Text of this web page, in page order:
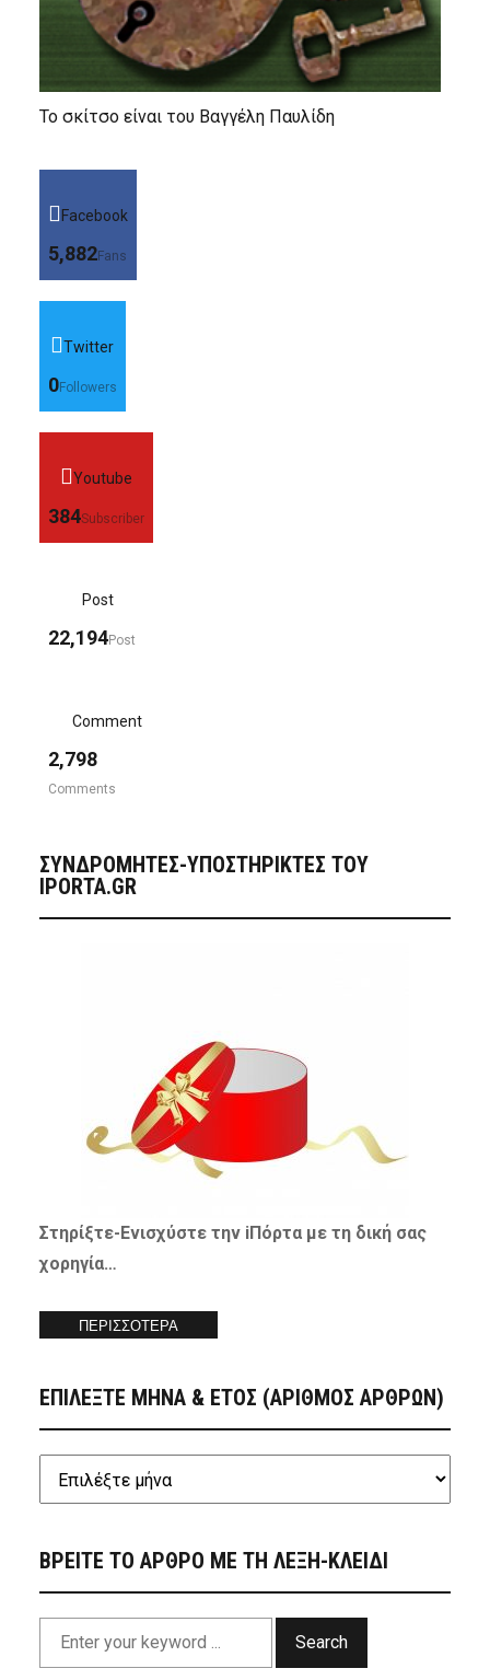
Το σκίτσο είναι του Βαγγέλη Παυλίδη
Facebook
5,882Fans
Twitter
0Followers
Youtube
384Subscriber
Post
22,194Post
Comment
2,798
Comments
ΣΥΝΔΡΟΜΗΤΈΣ-ΥΠΟΣΤΗΡΙΚΤΈΣ ΤΟΥ
IPORTA.GR
Στηρίξτε-Ενισχύστετην iΠόρτα με τη δική σας
χορηγία…
ΠΕΡΙΣΣΟΤΕΡΑ
ΕΠΙΛΕΞΤΕ ΜΗΝΑ & ΕΤΟΣ (ΑΡΙΘΜΟΣ ΑΡΘΡΩΝ)
ΒΡΕΙΤΕ ΤΟ ΑΡΘΡΟ ΜΕ ΤΗ ΛΕΞΗ-ΚΛΕΙΔΙ
Search